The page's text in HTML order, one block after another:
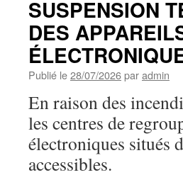
SUSPENSION
DES
Publié le28/07/2026paradmin
En raison des
les centres de
électroniques situés
accessibles.